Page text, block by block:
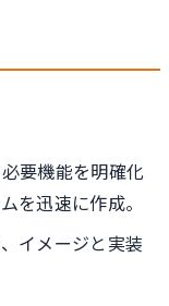
要機能を明確化
を迅速に作成。
イメージと実装